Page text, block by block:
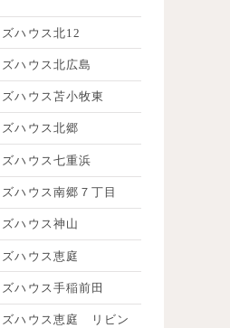
ズハウス北12
ズハウス北広島
ズハウス苫小牧東
ズハウス北郷
ズハウス七重浜
ハウス南郷７丁目
ズハウス神山
ズハウス恵庭
ハウス手稲前田
ズハウス恵庭 リビン